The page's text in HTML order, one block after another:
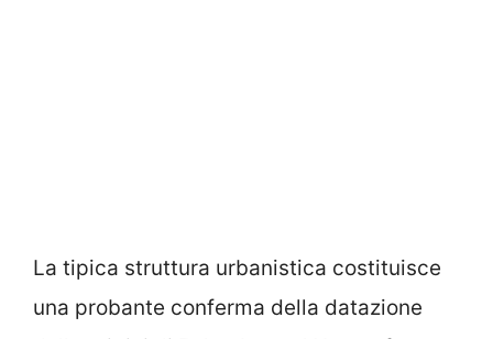
La tipica struttura urbanistica costituisce
una probante conferma della datazione